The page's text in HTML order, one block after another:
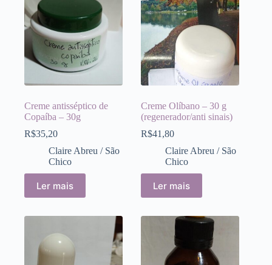
Creme antisséptico de
Copaíba – 30g
R$35,20
Claire Abreu / São
Chico
Ler mais
Creme Olíbano – 30 g
(regenerador/anti sinais)
R$41,80
Claire Abreu / São
Chico
Ler mais